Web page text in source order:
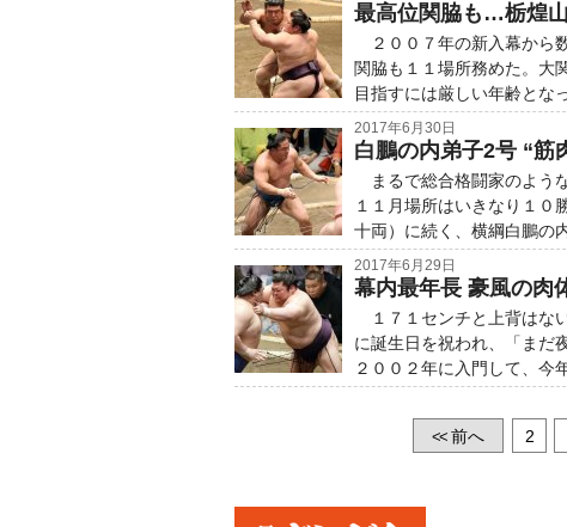
最高位関脇も…栃煌
２００７年の新入幕から
関脇も１１場所務めた。大
目指すには厳しい年齢と
2017年6月30日
白鵬の内弟子2号 “筋
まるで総合格闘家のよう
１１月場所はいきなり１
十両）に続く、横綱白鵬の
2017年6月29日
幕内最年長 豪風の肉
１７１センチと上背はな
に誕生日を祝われ、「ま
２００２年に入門して、今
<<前へ 2